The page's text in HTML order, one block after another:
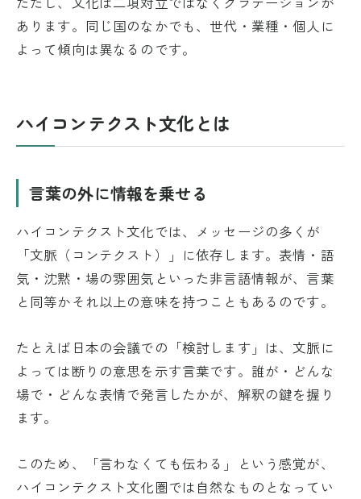
あります。同じ国のなかでも、世代・業種・個人に
よって傾向は異なるのです。
ハイコンテクスト文化とは
言葉の外に情報を乗せる
ハイコンテクスト文化では、メッセージの多くが
「文脈（コンテクスト）」に依存します。表情・語
気・沈黙・場の雰囲気といった非言語情報が、言葉
と同等かそれ以上の意味を持つこともあるのです。
たとえば日本の会議での「検討します」は、文脈に
よっては断りの意思を示す言葉です。誰が・どんな
場で・どんな表情で発言したかが、解釈の鍵を握り
ます。
このため、「言わなくても伝わる」という感覚が、
ハイコンテクスト文化圏では自然なものとなってい